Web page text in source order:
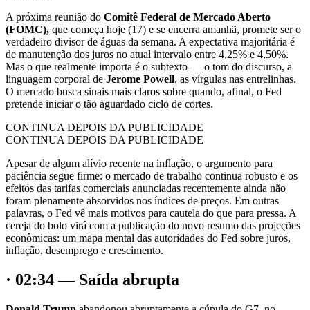
A próxima reunião do Comitê Federal de Mercado Aberto
(FOMC), que começa hoje (17) e se encerra amanhã, promete ser o
verdadeiro divisor de águas da semana. A expectativa majoritária é
de manutenção dos juros no atual intervalo entre 4,25% e 4,50%.
Mas o que realmente importa é o subtexto — o tom do discurso, a
linguagem corporal de Jerome Powell, as vírgulas nas entrelinhas.
O mercado busca sinais mais claros sobre quando, afinal, o Fed
pretende iniciar o tão aguardado ciclo de cortes.
CONTINUA DEPOIS DA PUBLICIDADE
CONTINUA DEPOIS DA PUBLICIDADE
Apesar de algum alívio recente na inflação, o argumento para
paciência segue firme: o mercado de trabalho continua robusto e os
efeitos das tarifas comerciais anunciadas recentemente ainda não
foram plenamente absorvidos nos índices de preços. Em outras
palavras, o Fed vê mais motivos para cautela do que para pressa. A
cereja do bolo virá com a publicação do novo resumo das projeções
econômicas: um mapa mental das autoridades do Fed sobre juros,
inflação, desemprego e crescimento.
· 02:34 — Saída abrupta